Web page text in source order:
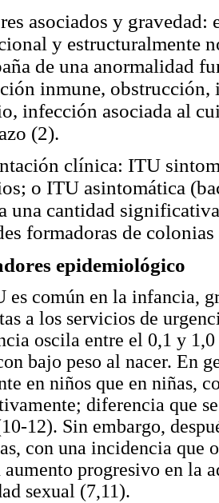
asociados y
y estructuralmente
de una anormalidad
inmune, obstrucción,
infección asociada al
(2).
clínica: ITU
o ITU asintomática
una cantidad
formadoras de
epidemiológico
es común en la infancia,
a los servicios de
oscila entre el 0,1 y
bajo peso al nacer. En
en niños que en niñas,
diferencia que
12). Sin embargo,
con una incidencia que
aumento progresivo en la
sexual (7,11).